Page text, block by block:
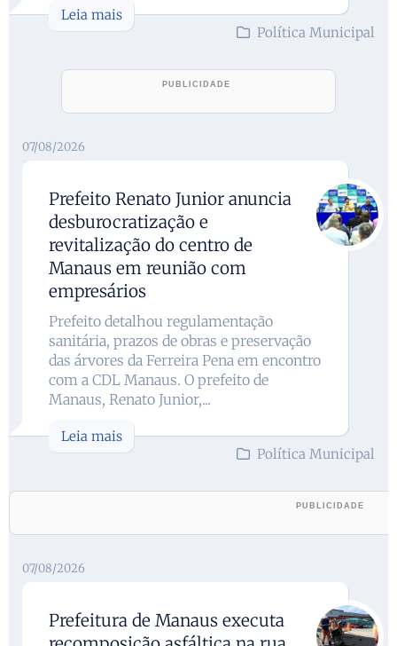
Leia mais
Política Municipal
07/08/2026
Prefeito Renato Junior anuncia
desburocratização e
revitalização do centro de
Manaus em reunião com
empresários
Prefeito detalhou regulamentação
sanitária, prazos de obras e preservação
das árvores da Ferreira Pena em encontro
com a CDL Manaus. O prefeito de
Manaus, Renato Junior,...
Leia mais
Política Municipal
07/08/2026
Prefeitura de Manaus executa